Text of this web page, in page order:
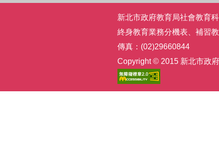
新北市政府教育局社會教育
終身教育業務分機表
補習
傳真：(02)29660844
Copyright © 2015 新北市政